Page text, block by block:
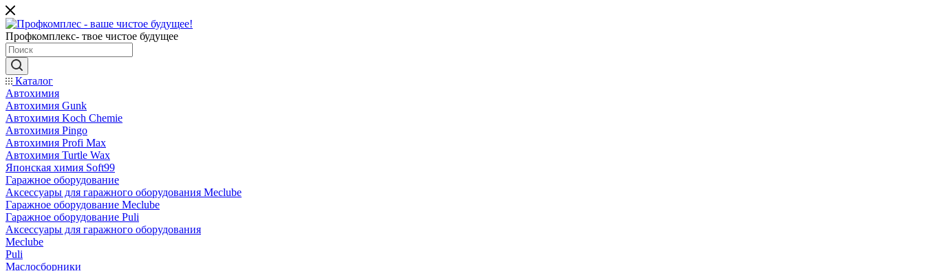
Профкомплекс- твое чистое будущее
Каталог
Автохимия
Автохимия Gunk
Автохимия Koch Chemie
Автохимия Pingo
Автохимия Profi Max
Автохимия Turtle Wax
Японская химия Soft99
Гаражное оборудование
Аксессуары для гаражного оборудования Meclube
Гаражное оборудование Meclube
Гаражное оборудование Puli
Аксессуары для гаражного оборудования
Meclube
Puli
Маслосборники